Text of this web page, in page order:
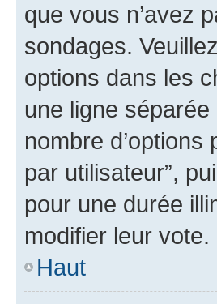
que vous n’avez
sondages.
options dans les
une ligne
nombre
par utilisateur”,
pour une durée
modifier leur vote.
Haut